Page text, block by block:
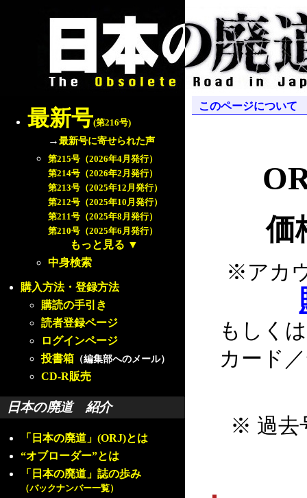
最新号(第216号)
→最新号に寄せられた声
第215号（2026年4月発行）
第214号（2026年2月発行）
第213号（2025年12月発行）
第212号（2025年10月発行）
第211号（2025年8月発行）
第210号（2025年6月発行）
もっと見る ▼
中身検索
購入方法・登録方法
購読の手引き
読者登録ページ
ログインページ
投書箱 （編集部へのメール）
CD-R販売
日本の廃道 紹介
「日本の廃道」(ORJ)とは
“オブローダー”とは
「日本の廃道」誌の歩み
（バックナンバー一覧）
このページについて
価
※アカ
もしくは
カード
※ 過去